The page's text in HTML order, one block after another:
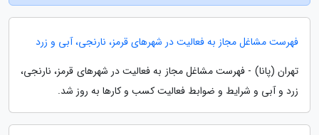
فهرست مشاغل مجاز به فعالیت در شهرهای قرمز، نارنجی، آبی و زرد
تهران (پانا) - فهرست مشاغل مجاز به فعالیت در شهرهای قرمز، نارنجی،
زرد و آبی و شرایط و ضوابط فعالیت کسب و کارها به روز شد.